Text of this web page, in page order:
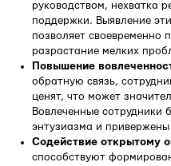
руководством, нехватка
поддержки. Выявление
позволяет своевременно
разрастание мелких
Повышение
обратную связь,
ценят, что может
Вовлеченные сотрудники
энтузиазма и привержены
Содействие открытому
способствуют